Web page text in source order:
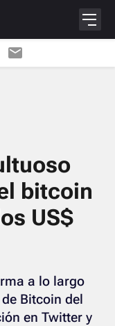
bitcoin
US$
a lo largo
Bitcoin del
en Twitter y